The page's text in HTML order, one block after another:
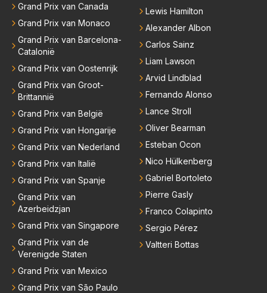
Grand Prix van Canada
Grand Prix van Monaco
Grand Prix van Barcelona-
Catalonië
Grand Prix van Oostenrijk
Grand Prix van Groot-
Brittannië
Grand Prix van België
Grand Prix van Hongarije
Grand Prix van Nederland
Grand Prix van Italië
Grand Prix van Spanje
Grand Prix van
Azerbeidzjan
Grand Prix van Singapore
Grand Prix van de
Verenigde Staten
Grand Prix van Mexico
Grand Prix van São Paulo
Lewis Hamilton
Alexander Albon
Carlos Sainz
Liam Lawson
Arvid Lindblad
Fernando Alonso
Lance Stroll
Oliver Bearman
Esteban Ocon
Nico Hülkenberg
Gabriel Bortoleto
Pierre Gasly
Franco Colapinto
Sergio Pérez
Valtteri Bottas